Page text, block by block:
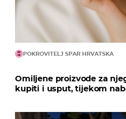
POKROVITELJ SPAR HRVATSKA
Omiljene proizvode za
kupiti i usput, tijekom